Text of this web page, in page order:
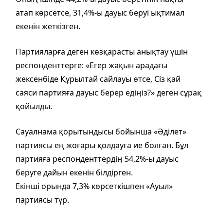
атап көрсетсе, 31,4%-ы дауыс беруі ықтимал
екенін жеткізген.
Партияларға деген көзқарасты анықтау үшін
респонденттерге: «Егер жақын арадағы
жексенбіде Құрылтай сайлауы өтсе, Сіз қай
саяси партияға дауыс берер едіңіз?» деген сұрақ
қойылды.
Сауалнама қорытындысы бойынша «Әділет»
партиясы ең жоғары қолдауға ие болған. Бұл
партияға респонденттердің 54,2%-ы дауыс
беруге дайын екенін білдірген.
Екінші орында 7,3% көрсеткішпен «Ауыл»
партиясы тұр.